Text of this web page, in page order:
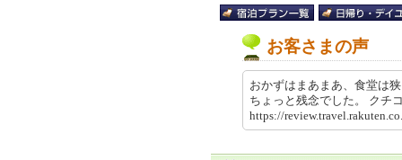
お客さまの声
おかずはまあまあ、食堂は
ちょっと残念でした。 ク
https://